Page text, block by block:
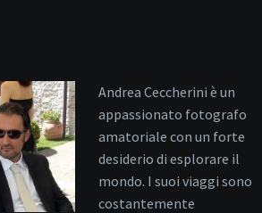
Andrea Ceccherini è un
appassionato fotografo
amatoriale con un forte
desiderio di esplorare il
mondo. I suoi viaggi sono
costantemente